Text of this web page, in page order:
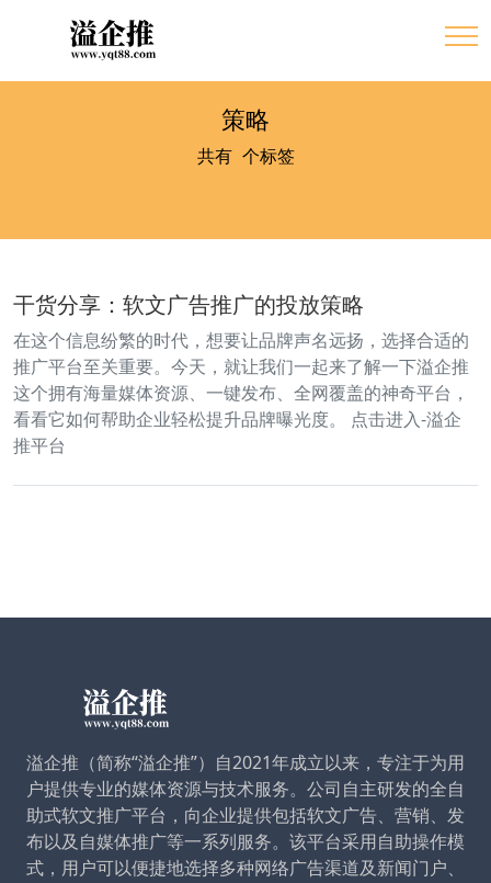
策略
共有1 个标签
干货分享：软文广告推广的投放策略
在这个信息纷繁的时代，想要让品牌声名远扬，选择合适的
推广平台至关重要。今天，就让我们一起来了解一下溢企推
这个拥有海量媒体资源、一键发布、全网覆盖的神奇平台，
看看它如何帮助企业轻松提升品牌曝光度。 点击进入-溢企
推平台
溢企推（简称“溢企推”）自2021年成立以来，专注于为用
户提供专业的媒体资源与技术服务。公司自主研发的全自
助式软文推广平台，向企业提供包括软文广告、营销、发
布以及自媒体推广等一系列服务。该平台采用自助操作模
式，用户可以便捷地选择多种网络广告渠道及新闻门户、